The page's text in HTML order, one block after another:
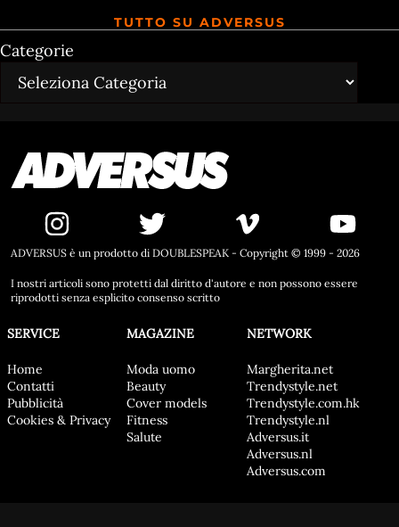
TUTTO SU ADVERSUS
Categorie
ADVERSUS è un prodotto di DOUBLESPEAK - Copyright © 1999 - 2026
I nostri articoli sono protetti dal diritto d'autore e non possono essere
riprodotti senza esplicito consenso scritto
SERVICE
Home
Contatti
Pubblicità
Cookies & Privacy
MAGAZINE
Moda uomo
Beauty
Cover models
Fitness
Salute
NETWORK
Margherita.net
Trendystyle.net
Trendystyle.com.hk
Trendystyle.nl
Adversus.it
Adversus.nl
Adversus.com